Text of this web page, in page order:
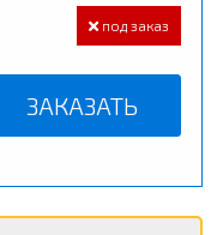
под заказ
ЗАКАЗАТЬ